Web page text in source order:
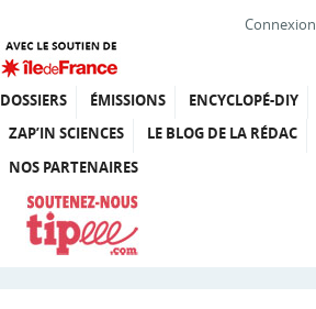
Connexion
DOSSIERS ÉMISSIONS ENCYCLOPÉ-DIY
ZAP’IN SCIENCES
LE BLOG DE LA RÉDAC
NOS PARTENAIRES